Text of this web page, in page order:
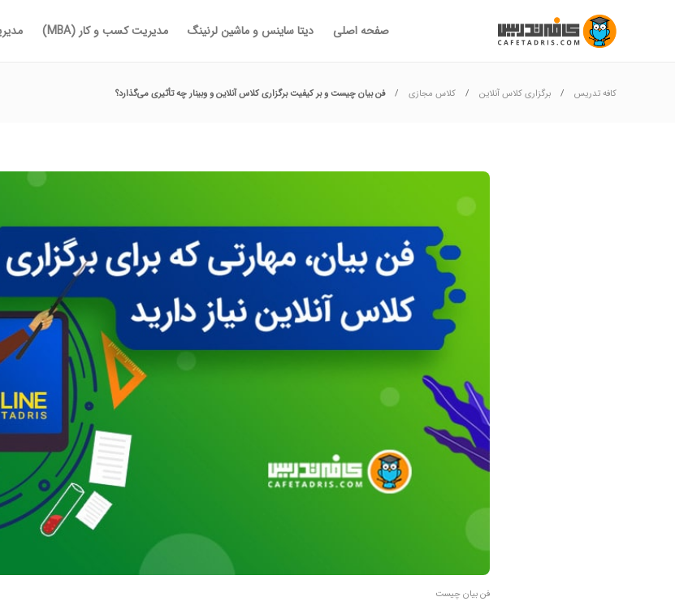
صفحه اصلی دیتا ساینس و ماشین لرنینگ مدیریت کسب و کار (MBA)
کافه تدریس برگزاری کلاس آنلاین کلاس مجازی فن بیان چیست و بر کیفیت برگزاری کلاس آنلاین و وبینار چه تأثیری می‌گذارد؟
فن بیان چیست